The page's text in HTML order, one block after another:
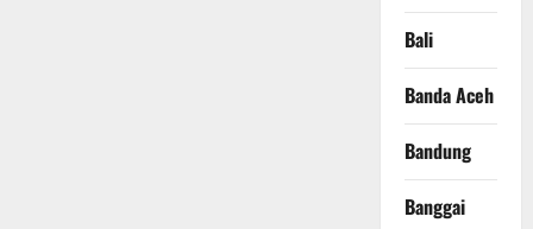
Bali
Banda Aceh
Bandung
Banggai